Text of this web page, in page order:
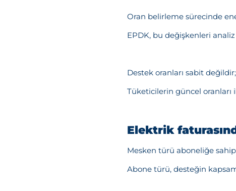
Oran belirleme sürecinde
EPDK, bu değişkenleri
Destek oranları sabit
Tüketicilerin güncel
Elektrik
Mesken türü aboneliğe
Abone türü, desteğin